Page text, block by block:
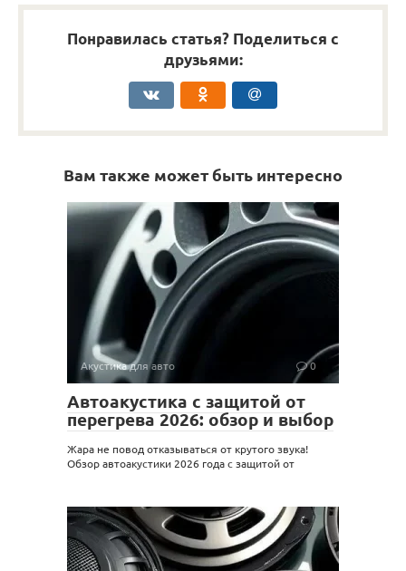
Понравилась статья? Поделиться с
друзьями:
Вам также может быть интересно
Акустика для авто 0
Автоакустика с защитой от
перегрева 2026: обзор и выбор
Жара не повод отказываться от крутого звука!
Обзор автоакустики 2026 года с защитой от